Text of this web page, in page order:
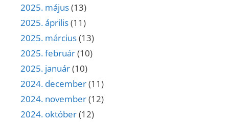
2025. május(13)
2025. április(11)
2025. március(13)
2025. február(10)
2025. január(10)
2024. december(11)
2024. november(12)
2024. október(12)